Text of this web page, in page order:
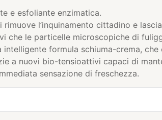
e esfoliante enzimatica.
l’inquinamento cittadino e
che le particelle microscopiche di
formula schiuma-crema,
a nuovi bio-tensioattivi capaci di
sensazione di freschezza.